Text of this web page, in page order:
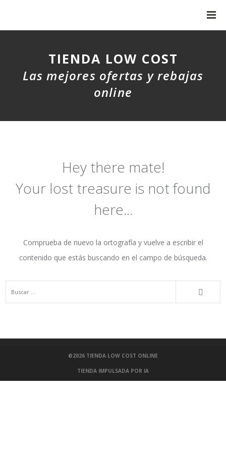
TIENDA LOW COST
Las mejores ofertas y rebajas
online
Hey there mate!
Your lost treasure is not found
here...
Comprueba de nuevo la ortografía y vuelve a escribir el
contenido que estás buscando en el campo de búsqueda.
©2026 TIENDA LOW COST ONLINE
TIENDA IMPULSADA POR IA